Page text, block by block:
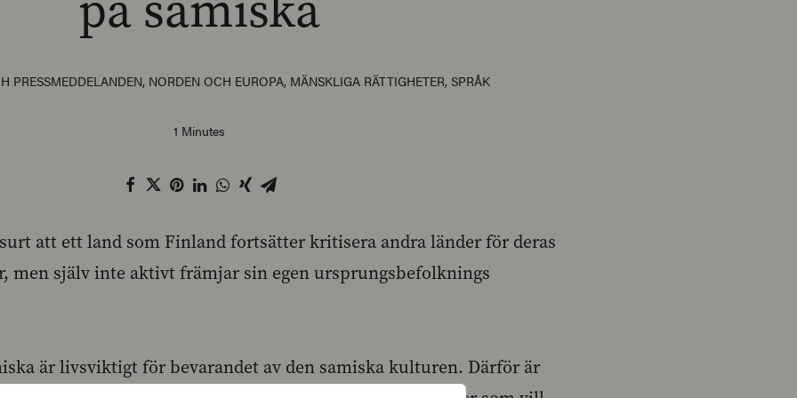
PRESSMEDDELANDEN, NORDEN OCH EUROPA, MÄNSKLIGA RÄTTIGHETER, SPRÅK
1 Minutes
att ett land som Finland fortsätter kritisera andra länder för deras
men själv inte aktivt främjar sin egen ursprungsbefolknings
är livsviktigt för bevarandet av den samiska kulturen. Därför är